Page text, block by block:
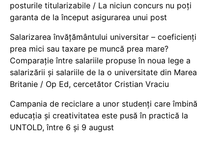
posturile titularizabile / La niciun concurs nu poți
garanta de la început asigurarea unui post
Salarizarea învățământului universitar – coeficienți
prea mici sau taxare pe muncă prea mare?
Comparație între salariile propuse în noua lege a
salarizării și salariile de la o universitate din Marea
Britanie / Op Ed, cercetător Cristian Vraciu
Campania de reciclare a unor studenți care îmbină
educația și creativitatea este pusă în practică la
UNTOLD, între 6 și 9 august